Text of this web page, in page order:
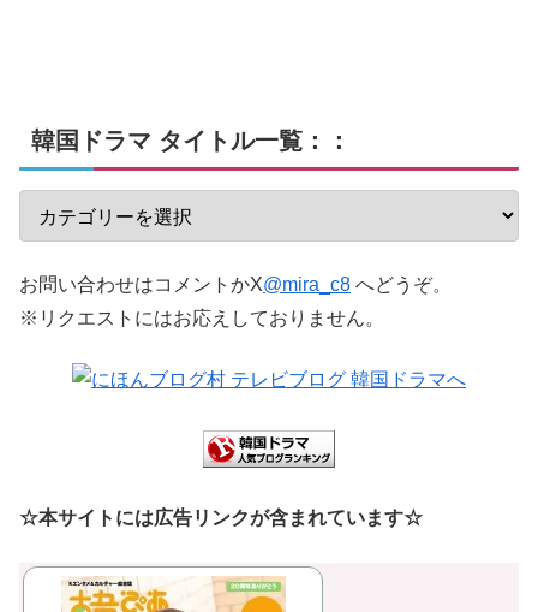
韓国ドラマ タイトル一覧：：
お問い合わせはコメントかX@mira_c8 へどうぞ。
※リクエストにはお応えしておりません。
☆本サイトには広告リンクが含まれています☆